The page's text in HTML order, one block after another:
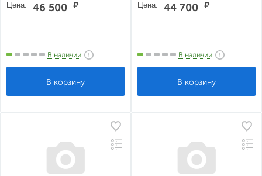
Цена: 46 500 ₽
В наличии
Цена: 44 700 ₽
В наличии